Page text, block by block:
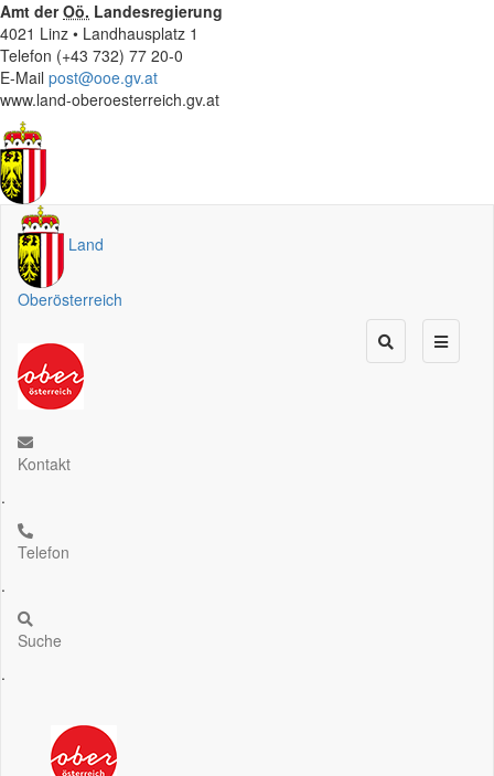
Amt derOö. Landesregierung
4021 Linz • Landhausplatz 1
Telefon (+43 732) 77 20-0
E-Mail post@ooe.gv.at
www.land-oberoesterreich.gv.at
Land
Oberösterreich
Kontakt
.
Telefon
.
Suche
.